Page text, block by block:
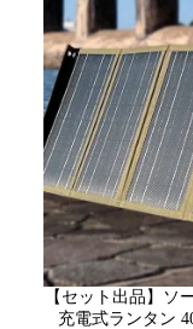
【セット出品】ソ
充電式ランタン